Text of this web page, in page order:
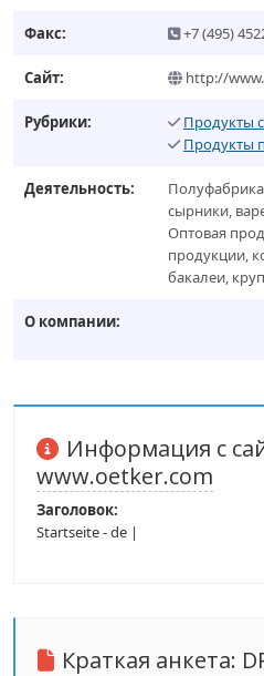
Факс: +7 (495)
Сайт: http://
Рубрики:
Продукты
Продукты
Деятельность:
сырники,
Оптовая
продукции,
бакалеи,
О компании:
Информация с
www.oetker.com
Заголовок:
Startseite - de |
Краткая анкета: